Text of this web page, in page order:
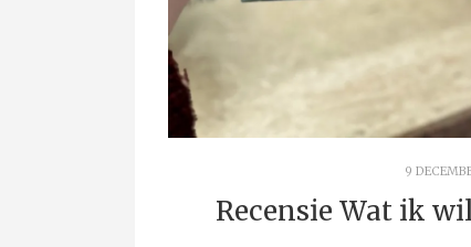
9
Recensie Wat ik